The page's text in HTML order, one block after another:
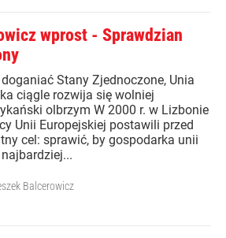
wprost - Sprawdzian
Stany Zjednoczone, Unia
ciągle rozwija się wolniej
olbrzym W 2000 r. w Lizbonie
Unii Europejskiej postawili przed
cel: sprawić, by gospodarka unii
Balcerowicz